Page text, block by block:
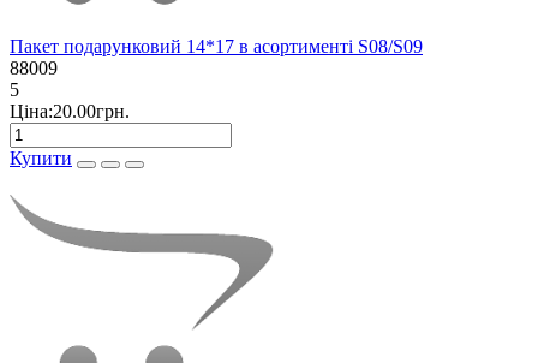
Пакет подарунковий 14*17 в асортименті S08/S09
88009
5
Ціна:20.00грн.
Купити